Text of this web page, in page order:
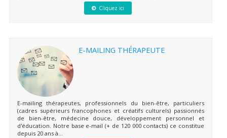
Cliquez ici
E-MAILING THÉRAPEUTE
E-mailing thérapeutes, professionnels du bien-être, particuliers
(cadres supérieurs francophones et créatifs culturels) passionnés
de bien-être, médecine douce, développement personnel et
d'éducation. Notre base e-mail (+ de 120 000 contacts) ce constitue
depuis 20 ans à...